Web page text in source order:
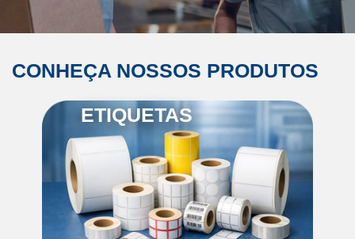
CONHEÇA NOSSOS PRODUTOS
ETIQUETAS